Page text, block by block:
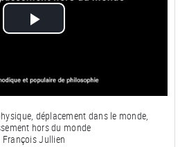
Lire
vidéo
déplacement dans le monde,
hors du monde
François Jullien